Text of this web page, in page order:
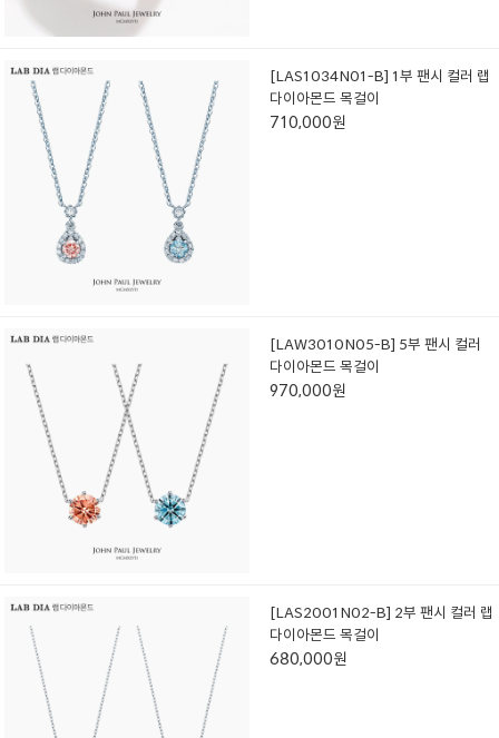
[LAS1034N01-B] 1부 팬시 컬러 랩
다이아몬드 목걸이
710,000원
[LAW3010N05-B] 5부 팬시 컬러
다이아몬드 목걸이
970,000원
[LAS2001N02-B] 2부 팬시 컬러 랩
다이아몬드 목걸이
680,000원